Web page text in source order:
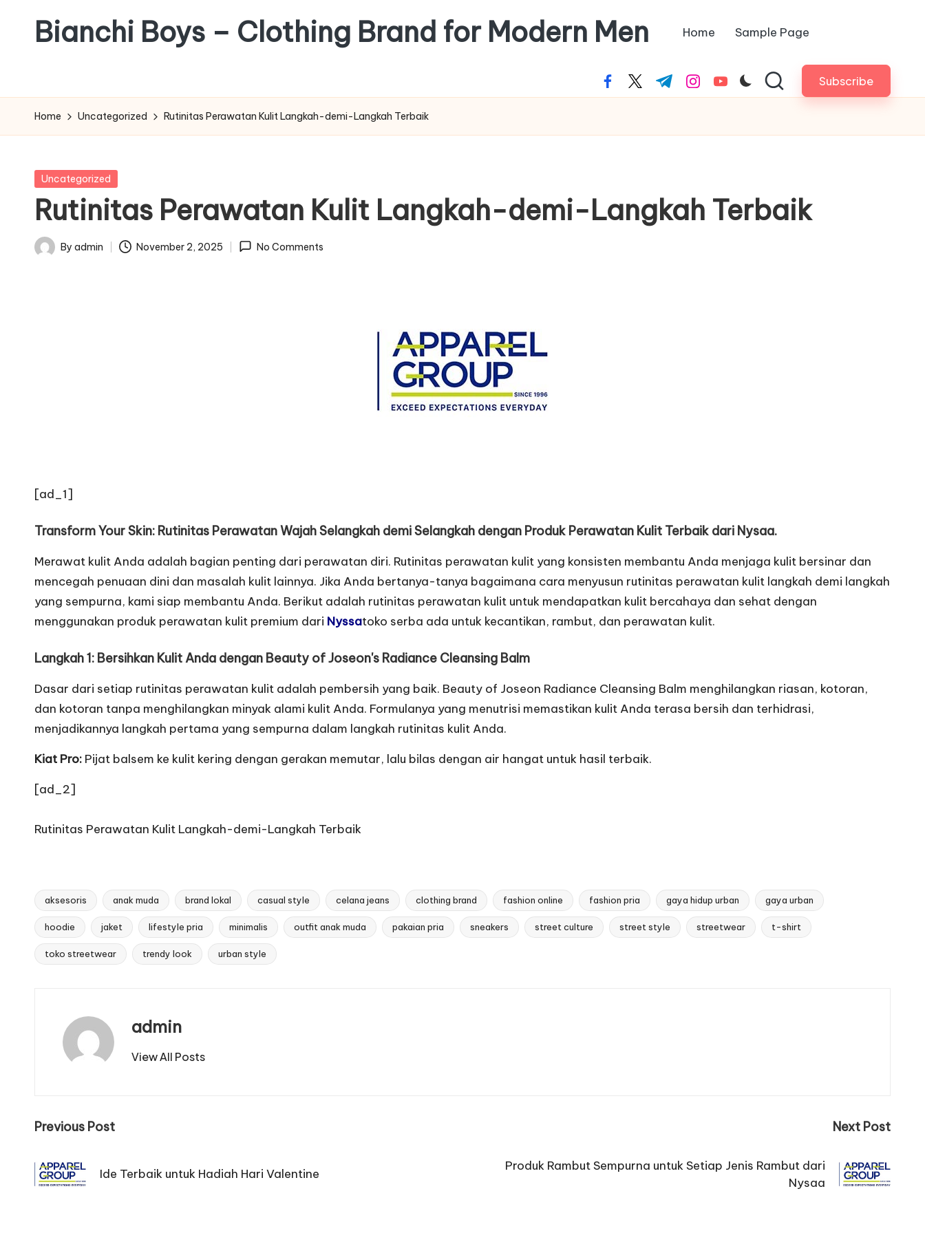
Bianchi Boys – Clothing Brand for Modern Men
Jadi
Versi
Terbaik
Home Sample Page
facebook.com
twitter.com
t.me instagram.com
youtube.com Subscribe
Home Uncategorized Rutinitas Perawatan Kulit Langkah-demi-Langkah Terbaik
Posted
Uncategorized
Rutinitas Perawatan Kulit Langkah-demi-Langkah Terbaik
Posted
By admin November 2, 2025 No Comments
[ad_1]
Transform Your Skin: Rutinitas Perawatan Wajah Selangkah demi Selangkah dengan Produk Perawatan Kulit Terbaik dari Nysaa.
Merawat kulit Anda adalah bagian penting dari perawatan diri. Rutinitas perawatan kulit yang konsisten membantu Anda menjaga kulit bersinar dan
mencegah penuaan dini dan masalah kulit lainnya. Jika Anda bertanya-tanya bagaimana cara menyusun rutinitas perawatan kulit langkah demi langkah
yang sempurna, kami siap membantu Anda. Berikut adalah rutinitas perawatan kulit untuk mendapatkan kulit bercahaya dan sehat dengan
menggunakan produk perawatan kulit premium dari Nyssatoko serba ada untuk kecantikan, rambut, dan perawatan kulit.
Langkah 1: Bersihkan Kulit Anda dengan Beauty of Joseon's Radiance Cleansing Balm
Dasar dari setiap rutinitas perawatan kulit adalah pembersih yang baik. Beauty of Joseon Radiance Cleansing Balm menghilangkan riasan, kotoran,
dan kotoran tanpa menghilangkan minyak alami kulit Anda. Formulanya yang menutrisi memastikan kulit Anda terasa bersih dan terhidrasi,
menjadikannya langkah pertama yang sempurna dalam langkah rutinitas kulit Anda.
Kiat Pro: Pijat balsem ke kulit kering dengan gerakan memutar, lalu bilas dengan air hangat untuk hasil terbaik.
[ad_2]
Rutinitas Perawatan Kulit Langkah-demi-Langkah Terbaik
Tags:
aksesoris anak muda brand lokal casual style celana jeans clothing brand fashion online fashion pria gaya hidup urban gaya urban
hoodie jaket lifestyle pria minimalis outfit anak muda pakaian pria sneakers street culture street style streetwear t-shirt
toko streetwear trendy look urban style
admin
View All Posts
Post
navigation
Previous Post
Ide Terbaik untuk Hadiah Hari Valentine
Next Post
Produk Rambut Sempurna untuk Setiap Jenis Rambut dari
Nysaa